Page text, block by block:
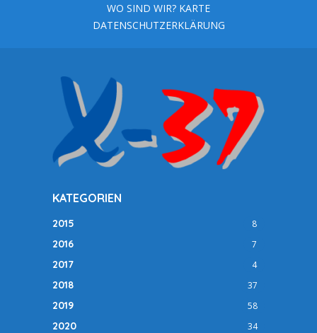
WO SIND WIR? KARTE
DATENSCHUTZERKLÄRUNG
KATEGORIEN
2015 8
2016 7
2017 4
2018 37
2019 58
2020 34